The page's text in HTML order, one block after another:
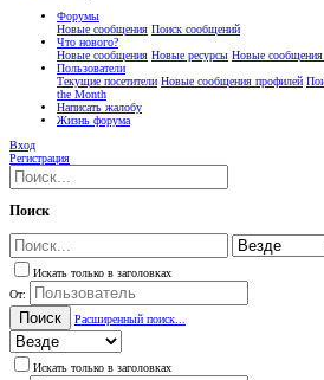
Форумы
Новые сообщения Поиск сообщений
Что нового?
Новые сообщения Новые ресурсы Новые сообщения
Пользователи
Текущие посетители Новые сообщения профилей
the Month
Написать жалобу
Жизнь форума
Вход
Регистрация
Поиск
Искать только в заголовках
От:
Поиск Расширенный поиск...
Искать только в заголовках